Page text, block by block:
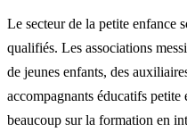
Le secteur de la petite enfance
qualifiés. Les associations
de jeunes enfants, des
accompagnants éducatifs
beaucoup sur la formation en